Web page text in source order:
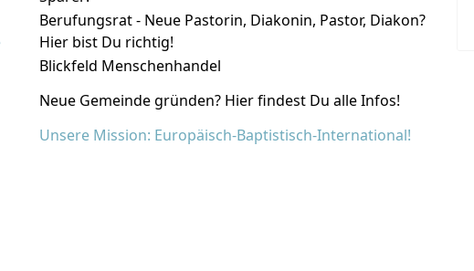
Berufungsrat - Neue Pastorin, Diakonin, Pastor, Diakon?
Hier bist Du richtig!
Blickfeld Menschenhandel
Neue Gemeinde gründen? Hier findest Du alle Infos!
Unsere Mission: Europäisch-Baptistisch-International!